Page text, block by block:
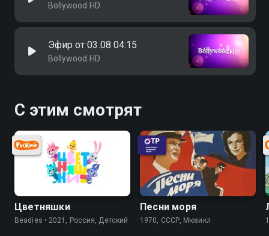
Bollywood HD
Эфир от 03.08 04:15
Bollywood HD
С этим смотрят
Цветняшки
Beadies • 2021, Россия, Детский
Песни моря
1970, СССР, Мюзикл